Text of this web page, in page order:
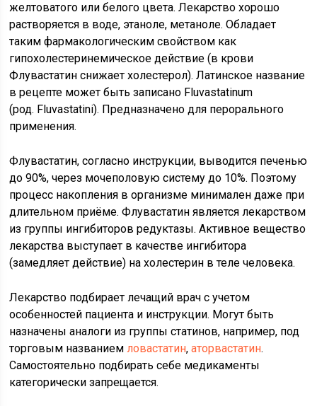
желтоватого или белого цвета. Лекарство хорошо
растворяется в воде, этаноле, метаноле. Обладает
таким фармакологическим свойством как
гипохолестеринемическое действие (в крови
Флувастатин снижает холестерол). Латинское название
в рецепте может быть записано Fluvastatinum
(род. Fluvastatini). Предназначено для перорального
применения.
Флувастатин, согласно инструкции, выводится печенью
до 90%, через мочеполовую систему до 10%. Поэтому
процесс накопления в организме минимален даже при
длительном приёме. Флувастатин является лекарством
из группы ингибиторов редуктазы. Активное вещество
лекарства выступает в качестве ингибитора
(замедляет действие) на холестерин в теле человека.
Лекарство подбирает лечащий врач с учетом
особенностей пациента и инструкции. Могут быть
назначены аналоги из группы статинов, например, под
торговым названиемловастатин,аторвастатин.
Самостоятельно подбирать себе медикаменты
категорически запрещается.